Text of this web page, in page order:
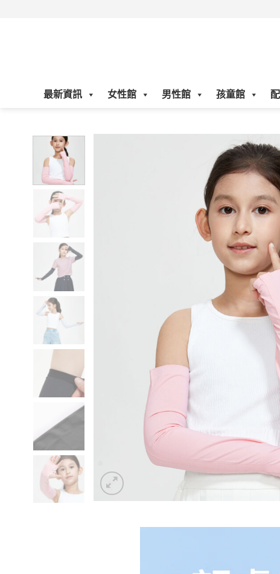
最新資訊 女性館 男性館 孩童館